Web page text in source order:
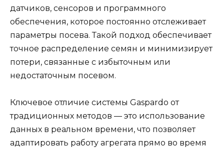
датчиков, сенсоров и программного
обеспечения, которое постоянно отслеживает
параметры посева. Такой подход обеспечивает
точное распределение семян и минимизирует
потери, связанные с избыточным или
недостаточным посевом.
Ключевое отличие системы Gaspardo от
традиционных методов — это использование
данных в реальном времени, что позволяет
адаптировать работу агрегата прямо во время